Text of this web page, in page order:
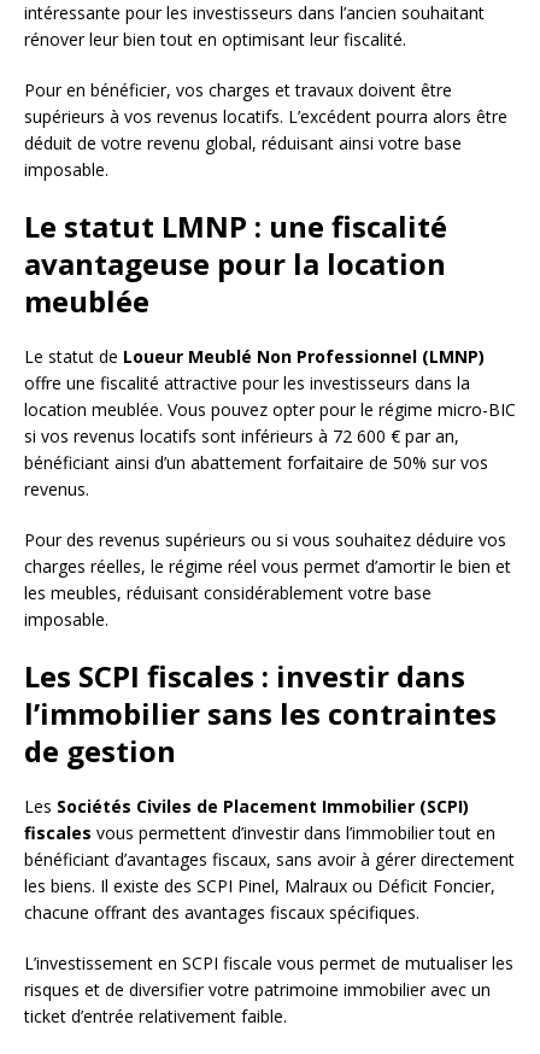
intéressante pour les investisseurs dans l’ancien souhaitant
rénover leur bien tout en optimisant leur fiscalité.
Pour en bénéficier, vos charges et travaux doivent être
supérieurs à vos revenus locatifs. L’excédent pourra alors être
déduit de votre revenu global, réduisant ainsi votre base
imposable.
Le statut LMNP : une fiscalité
avantageuse pour la location
meublée
Le statut de Loueur Meublé Non Professionnel (LMNP)
offre une fiscalité attractive pour les investisseurs dans la
location meublée. Vous pouvez opter pour le régime micro-BIC
si vos revenus locatifs sont inférieurs à 72 600 € par an,
bénéficiant ainsi d’un abattement forfaitaire de 50% sur vos
revenus.
Pour des revenus supérieurs ou si vous souhaitez déduire vos
charges réelles, le régime réel vous permet d’amortir le bien et
les meubles, réduisant considérablement votre base
imposable.
Les SCPI fiscales : investir dans
l’immobilier sans les contraintes
de gestion
Les Sociétés Civiles de Placement Immobilier (SCPI)
fiscales vous permettent d’investir dans l’immobilier tout en
bénéficiant d’avantages fiscaux, sans avoir à gérer directement
les biens. Il existe des SCPI Pinel, Malraux ou Déficit Foncier,
chacune offrant des avantages fiscaux spécifiques.
L’investissement en SCPI fiscale vous permet de mutualiser les
risques et de diversifier votre patrimoine immobilier avec un
ticket d’entrée relativement faible.